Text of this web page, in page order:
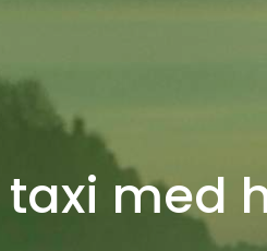
taxi med